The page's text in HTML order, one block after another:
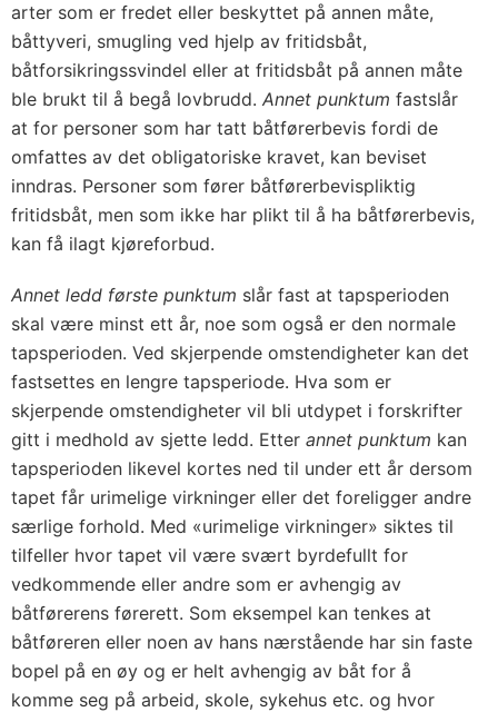
arter som er fredet eller beskyttet på annen måte,
båttyveri, smugling ved hjelp av fritidsbåt,
båtforsikringssvindel eller at fritidsbåt på annen måte
ble brukt til å begå lovbrudd. Annet punktum fastslår
at for personer som har tatt båtførerbevis fordi de
omfattes av det obligatoriske kravet, kan beviset
inndras. Personer som fører båtførerbevispliktig
fritidsbåt, men som ikke har plikt til å ha båtførerbevis,
kan få ilagt kjøreforbud.
Annet ledd første punktum slår fast at tapsperioden
skal være minst ett år, noe som også er den normale
tapsperioden. Ved skjerpende omstendigheter kan det
fastsettes en lengre tapsperiode. Hva som er
skjerpende omstendigheter vil bli utdypet i forskrifter
gitt i medhold av sjette ledd. Etter annet punktum kan
tapsperioden likevel kortes ned til under ett år dersom
tapet får urimelige virkninger eller det foreligger andre
særlige forhold. Med «urimelige virkninger» siktes til
tilfeller hvor tapet vil være svært byrdefullt for
vedkommende eller andre som er avhengig av
båtførerens førerett. Som eksempel kan tenkes at
båtføreren eller noen av hans nærstående har sin faste
bopel på en øy og er helt avhengig av båt for å
komme seg på arbeid, skole, sykehus etc. og hvor